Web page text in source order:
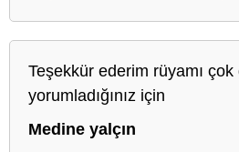
Teşekkür ederim rüyamı çok
yorumladığınız için
Medine yalçın